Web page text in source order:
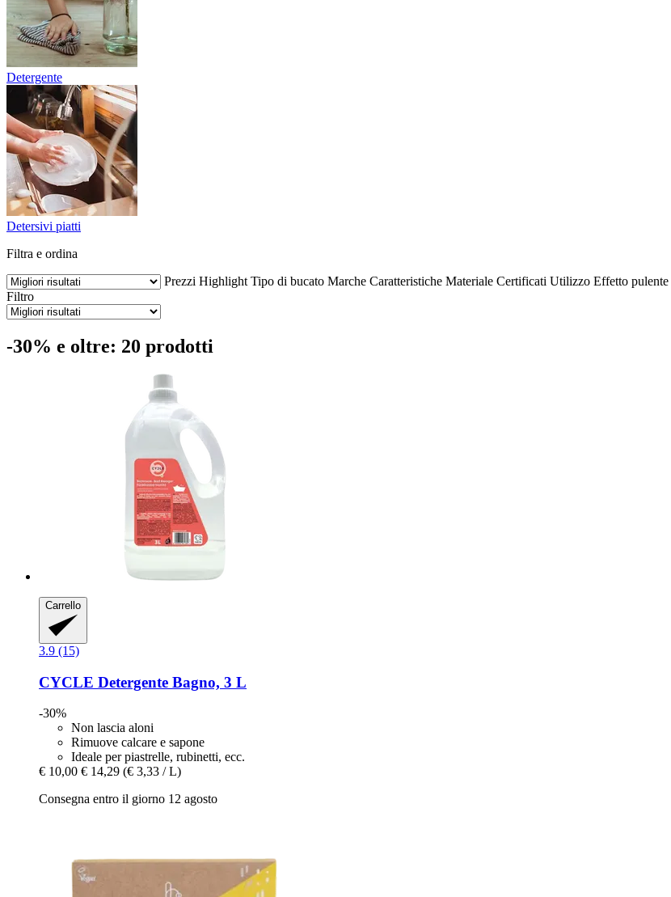
Detergente
Detersivi piatti
Filtra e ordina
Prezzi Highlight Tipo di bucato Marche Caratteristiche Materiale Certificati Utilizzo Effetto pulente
Filtro
-30% e oltre: 20 prodotti
Carrello
3.9 (15)
CYCLE Detergente Bagno, 3 L
-30%
Non lascia aloni
Rimuove calcare e sapone
Ideale per piastrelle, rubinetti, ecc.
€ 10,00 € 14,29 (€ 3,33 / L)
Consegna entro il giorno 12 agosto